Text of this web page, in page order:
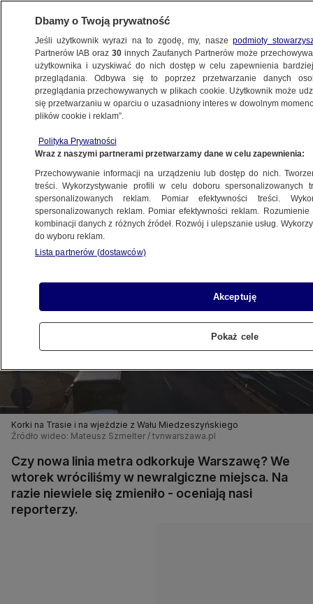
WARSZAWA
ULICE
Ruch po otwarciu metra
10.03.2015, 08:07
Udostępnij
Korki na Trasie i na wjeździe z Wału Miedzeszyńskiego
Źródło wideo: Mateusz Szmelter / tvnwarszawa.pl
Czy nowa linia metra odkorkuje Warszawę? We
wtorek wróciliśmy w newralgiczne miejsca. Na
razie niewiele się zmieniło - oceniają nasi
reporterzy.
Dbamy o Twoją prywatność
Jeśli użytkownik wyrazi na to zgodę, my, naszepodmioty
Partnerów IAB oraz30 innych Zaufanych Partnerów może
użytkownika i uzyskiwać do nich dostęp w celu zapewnienia
przeglądania. Odbywa się to poprzez przetwarzanie danych
przeglądania przechowywanych w plikach cookie. Użytkownik może
się przetwarzaniu w oparciu o uzasadniony interes w dowolnym
plików cookie i reklam”.
Polityka Prywatności
Wraz z naszymi partnerami przetwarzamy dane w celu zapewnienia:
Przechowywanie informacji na urządzeniu lub dostęp do nich.
treści. Wykorzystywanie profili w celu doboru spersonalizowanych
spersonalizowanych reklam. Pomiar efektywności treści.
spersonalizowanych reklam. Pomiar efektywności reklam.
kombinacji danych z różnych źródeł. Rozwój i ulepszanie usług.
do wyboru reklam.
Lista partnerów (dostawców)
Akceptuję
Pokaż cele